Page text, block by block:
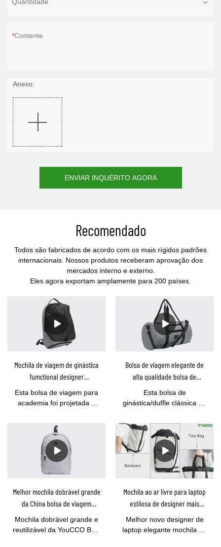
Contente
Anexo:
ENVIAR INQUÉRITO AGORA
Recomendado
Todos são fabricados de acordo com os mais rígidos padrões
internacionais. Nossos produtos receberam aprovação dos
mercados interno e externo.
Eles agora exportam amplamente para 200 países.
Mochila de viagem de ginástica
fumctional designer
fornecedores por atacado-
YOUCCO
Esta bolsa de viagem para
academia foi projetada e
uma mochila multifuncional
com espaço espaçoso para
laptop, sapatos, roupas,
telefone, chaves e porta de
carga USB.Enquanto isso, a
YOUCCO tem estoque
mínima de 5 peças, suporte
para envio direto dentro de
5 dias.Se você tiver alguma
dúvida, pls não hesite em
Bolsa de viagem elegante de
alta qualidade bolsa de
ginástica com compartimento
para sapatos atacado - Youcco
Esta bolsa de
ginástica/duffle clássica de
pela youcco.Existem 2
compartimentos principais,
um para roupas e outro
para sapatos.2 formas de
transporte para bolsa e
ombros cruzados.Perfeito
2-3 dias de viagem.Se você
estiver interessado com
este saco, pls não hesite
em contactar-nos por
Melhor mochila dobrável grande
da China bolsa de viagem
dobrável reutilizável -YOUCCO
Fornecedor PM80919
Mochila dobrável grande e
reutilizável da YouCCO Best
Mochila ao ar livre para laptop
estilosa de designer mais
recente fornecedor de atacado
80921
Melhor novo designer de
laptop elegante mochila ao